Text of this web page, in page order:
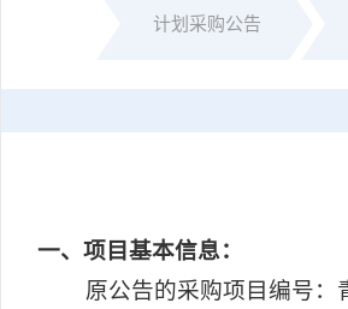
计划采购公告
一、项目基本信息：
原公告的采购项目编号：